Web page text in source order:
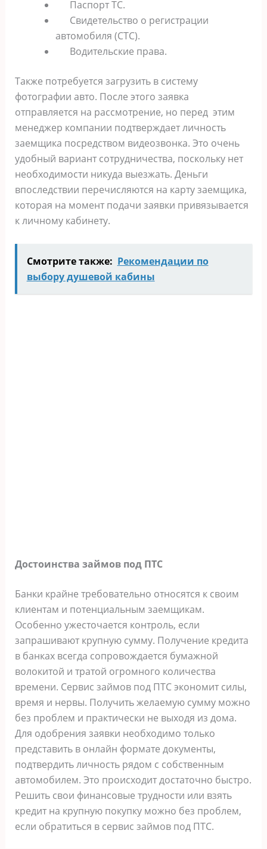
Паспорт ТС.
Свидетельство о регистрации
автомобиля (СТС).
Водительские права.
Также потребуется загрузить в систему
фотографии авто. После этого заявка
отправляется на рассмотрение, но перед этим
менеджер компании подтверждает личность
заемщика посредством видеозвонка. Это очень
удобный вариант сотрудничества, поскольку нет
необходимости никуда выезжать. Деньги
впоследствии перечисляются на карту заемщика,
которая на момент подачи заявки привязывается
к личному кабинету.
Смотрите также: Рекомендации по
выбору душевой кабины
Достоинства займов под ПТС
Банки крайне требовательно относятся к своим
клиентам и потенциальным заемщикам.
Особенно ужесточается контроль, если
запрашивают крупную сумму. Получение кредита
в банках всегда сопровождается бумажной
волокитой и тратой огромного количества
времени. Сервис займов под ПТС экономит силы,
время и нервы. Получить желаемую сумму можно
без проблем и практически не выходя из дома.
Для одобрения заявки необходимо только
представить в онлайн формате документы,
подтвердить личность рядом с собственным
автомобилем. Это происходит достаточно быстро.
Решить свои финансовые трудности или взять
кредит на крупную покупку можно без проблем,
если обратиться в сервис займов под ПТС.